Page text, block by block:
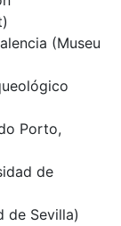
(Museu
Porto,
de
de Sevilla)